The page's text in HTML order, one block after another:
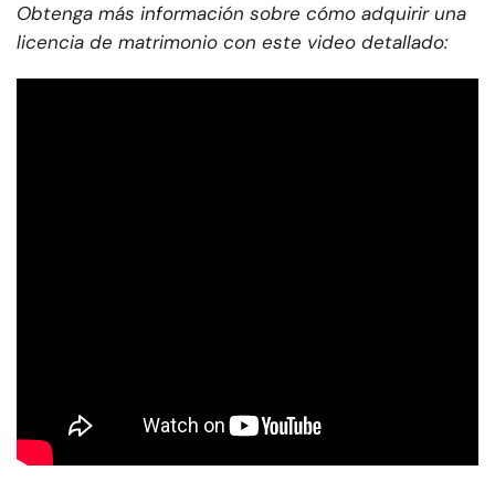
Obtenga más información sobre cómo adquirir una
licencia de matrimonio con este video detallado: